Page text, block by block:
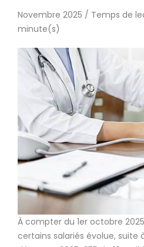
Novembre 2025 / Temps de
minute(s)
À compter du 1er octobre
certains salariés évolue, suite